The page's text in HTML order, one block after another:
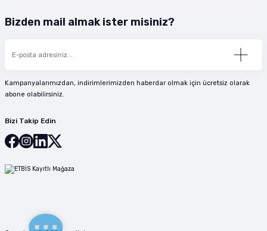
Bizden mail almak ister misiniz?
Kampanyalarımızdan, indirimlerimizden haberdar olmak için ücretsiz olarak
abone olabilirsiniz.
Bizi Takip Edin